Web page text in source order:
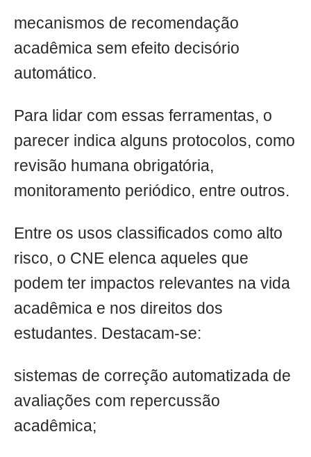
mecanismos de recomendação
acadêmica sem efeito decisório
automático.
Para lidar com essas ferramentas, o
parecer indica alguns protocolos, como
revisão humana obrigatória,
monitoramento periódico, entre outros.
Entre os usos classificados como alto
risco, o CNE elenca aqueles que
podem ter impactos relevantes na vida
acadêmica e nos direitos dos
estudantes. Destacam-se:
sistemas de correção automatizada de
avaliações com repercussão
acadêmica;